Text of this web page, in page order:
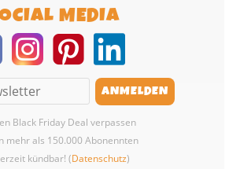
MEDIA
Black Friday Deal verpassen
mehr als 150.000 Abonennten
kündbar! (Datenschutz)